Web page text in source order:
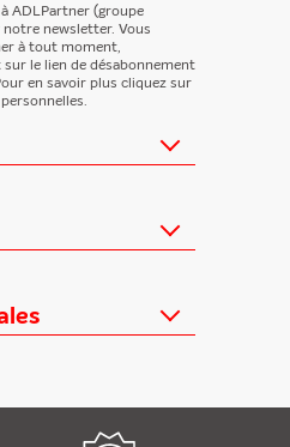
?
personnelles
ADLPartner (groupe
newsletter. Vous
à tout moment,
le lien de désabonnement
en savoir plus cliquez sur